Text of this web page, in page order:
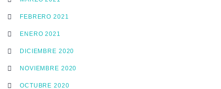
FEBRERO 2021
ENERO 2021
DICIEMBRE 2020
NOVIEMBRE 2020
OCTUBRE 2020